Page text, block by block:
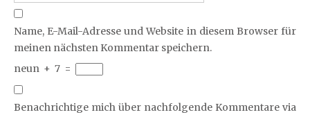
Name, E-Mail-Adresse und Website in diesem Browser für
meinen nächsten Kommentar speichern.
neun + 7 =
Benachrichtige mich über nachfolgende Kommentare via